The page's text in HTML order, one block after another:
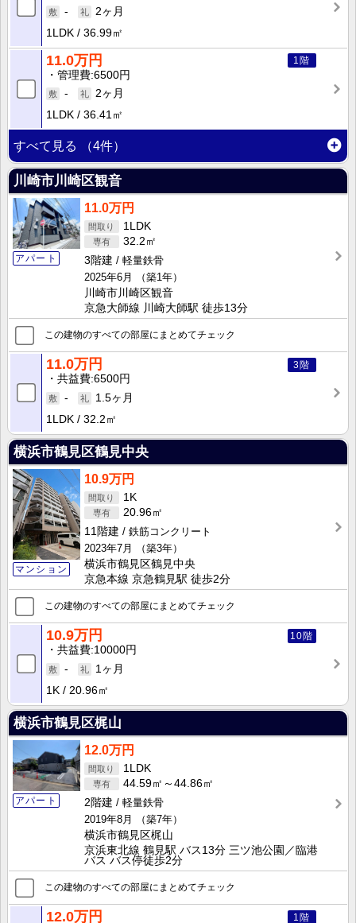
-
2ヶ月
1LDK
36.99㎡
1階
11.0万円
管理費 6500円
-
2ヶ月
1LDK
36.41㎡
すべて見る （4件）
川崎市川崎区観音
アパート
11.0万円
1LDK
32.2㎡
3階建
軽量鉄骨
2025年6月
（築1年）
川崎市川崎区観音
京急大師線 川崎大師駅 徒歩13分
この建物のすべての部屋にまとめてチェック
3階
11.0万円
共益費 6500円
-
1.5ヶ月
1LDK
32.2㎡
横浜市鶴見区鶴見中央
マンション
10.9万円
1K
20.96㎡
11階建
鉄筋コンクリート
2023年7月
（築3年）
横浜市鶴見区鶴見中央
京急本線 京急鶴見駅 徒歩2分
この建物のすべての部屋にまとめてチェック
10階
10.9万円
共益費 10000円
-
1ヶ月
1K
20.96㎡
横浜市鶴見区梶山
アパート
12.0万円
1LDK
44.59㎡～44.86㎡
2階建
軽量鉄骨
2019年8月
（築7年）
横浜市鶴見区梶山
京浜東北線 鶴見駅 バス13分 三ツ池公園／臨港
バス バス停徒歩2分
この建物のすべての部屋にまとめてチェック
1階
12.0万円